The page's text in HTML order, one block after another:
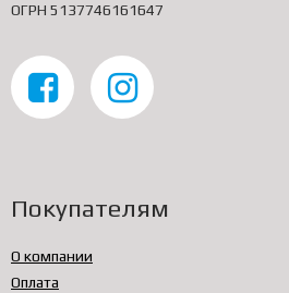
ОГРН 5137746161647
Покупателям
О компании
Оплата